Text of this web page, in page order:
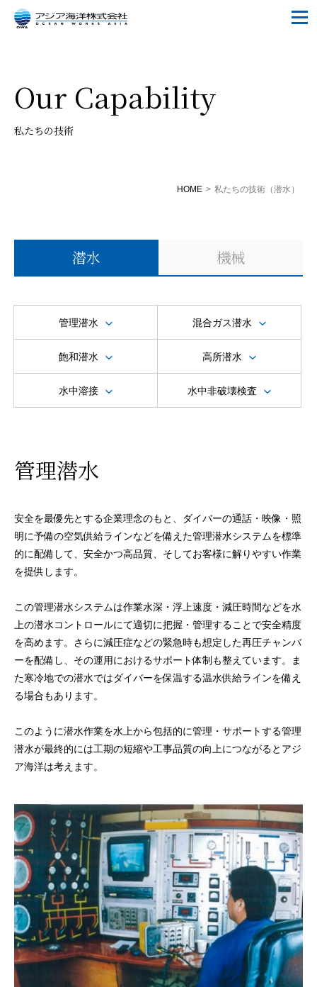
Our Capability
私たちの技術
HOME > 私たちの技術（潜水）
潜水 機械
管理潜水 混合ガス潜水
飽和潜水 高所潜水
水中溶接 水中非破壊検査
管理潜水
安全を最優先とする企業理念のもと、ダイバーの通話・映像・照
明に予備の空気供給ラインなどを備えた管理潜水システムを標準
的に配備して、安全かつ高品質、そしてお客様に解りやすい作業
を提供します。
この管理潜水システムは作業水深・浮上速度・減圧時間などを水
上の潜水コントロールにて適切に把握・管理することで安全精度
を高めます。さらに減圧症などの緊急時も想定した再圧チャンバ
ーを配備し、その運用におけるサポート体制も整えています。ま
た寒冷地での潜水ではダイバーを保温する温水供給ラインを備え
る場合もあります。
このように潜水作業を水上から包括的に管理・サポートする管理
潜水が最終的には工期の短縮や工事品質の向上につながるとアジ
ア海洋は考えます。